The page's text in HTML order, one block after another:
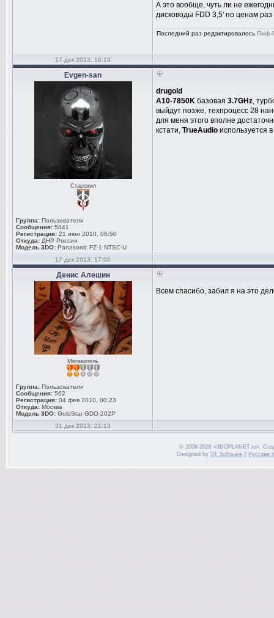
А это вообще, чуть ли не
дисководы FDD 3,5' по ценам раз
Последний раз редактировалось Пиф-
17 дек 2013, 16:19
Evgen-san
Старожил
Группа: Пользователи
Сообщения: 5841
Регистрация: 21 июн 2010, 06:50
Откуда: ДНР Россия
Модель 3DO: Panasonic FZ-1 NTSC-U
drugold
A10-7850K базовая 3.7GHz,
выйдут позже, техпроцесс 28
для меня этого вполне
кстати, TrueAudio используется в
17 дек 2013, 17:00
Денис Алешин
Мегажитель
Группа: Пользователи
Сообщения: 562
Регистрация: 04 фев 2010, 00:23
Откуда: Москва
Модель 3DO: GoldStar GDO-202P
Всем спасибо, забил я на это
31 дек 2013, 21:13
© 2008-2026 «3DOPLANET.ru».
Designed by ST Software Русская